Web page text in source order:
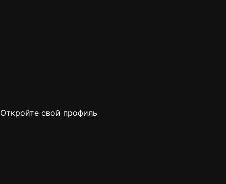
Откройте свой профиль